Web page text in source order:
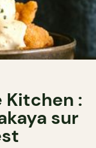
Kitchen :
sur